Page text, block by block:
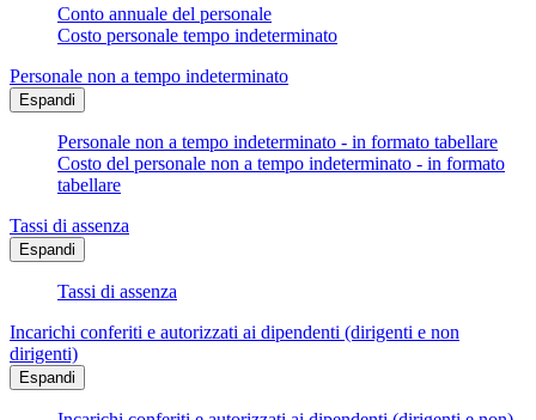
Conto annuale del personale
Costo personale tempo indeterminato
Personale non a tempo indeterminato
Espandi
Personale non a tempo indeterminato - in formato tabellare
Costo del personale non a tempo indeterminato - in formato
tabellare
Tassi di assenza
Espandi
Tassi di assenza
Incarichi conferiti e autorizzati ai dipendenti (dirigenti e non
dirigenti)
Espandi